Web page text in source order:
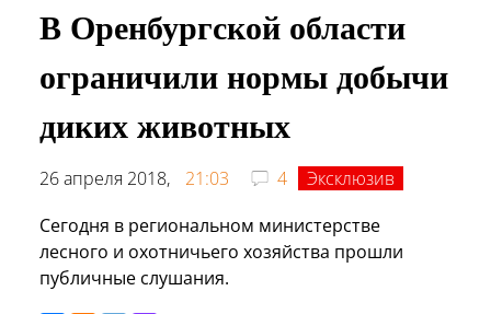
В Оренбургской области
ограничили нормы добычи
диких животных
26 апреля 2018, 21:03 4
Эксклюзив
Сегодня в региональном министерстве
лесного и охотничьего хозяйства прошли
публичные слушания.